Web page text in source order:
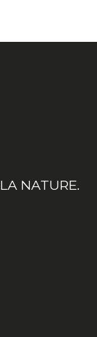
NATURE.